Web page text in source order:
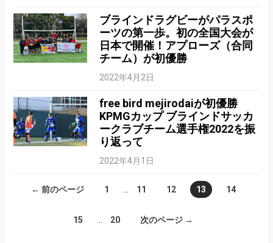
ブラインドラグビーがパラスポ
ーツの第一歩。初の全国大会が
日本で開催！アプローズ（合同
チーム）が初優勝
2022年4月2日
free bird mejirodaiが初優勝
KPMGカップ ブラインドサッカ
ークラブチーム選手権2022を振
り返って
2022年4月1日
← 前のページ 1 11 12 13 14
15 20 次のページ →